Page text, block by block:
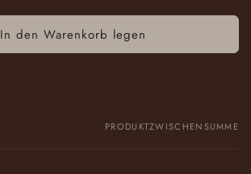
In den Warenkorb legen
PRODUKTZWISCHENSUMME